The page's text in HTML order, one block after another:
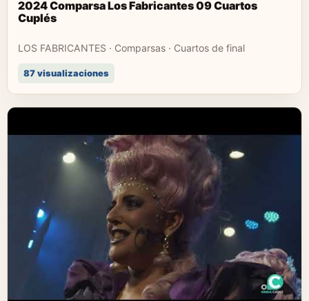
2024 Comparsa Los Fabricantes 09 Cuartos
Cuplés
LOS FABRICANTES · Comparsas · Cuartos de final
87 visualizaciones